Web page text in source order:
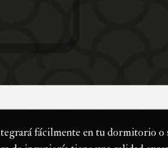
fácilmente en tu dormitorio